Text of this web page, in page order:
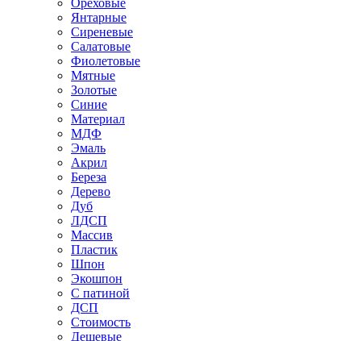
Ореховые
Янтарные
Сиреневые
Салатовые
Фиолетовые
Мятные
Золотые
Синие
Материал
МДФ
Эмаль
Акрил
Береза
Дерево
Дуб
ЛДСП
Массив
Пластик
Шпон
Экошпон
С патиной
ДСП
Стоимость
Дешевые